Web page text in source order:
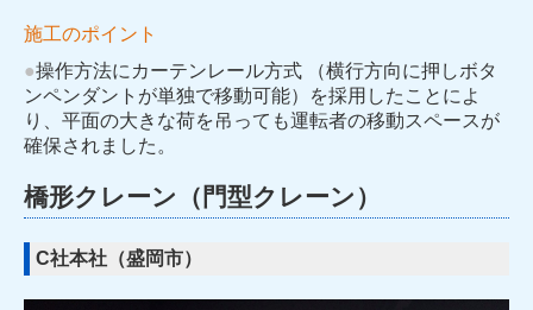
施工のポイント
●操作方法にカーテンレール方式 （横行方向に押しボタ
ンペンダントが単独で移動可能）を採用したことによ
り、平面の大きな荷を吊っても運転者の移動スペースが
確保されました。
橋形クレーン（門型クレーン）
C社本社（盛岡市）